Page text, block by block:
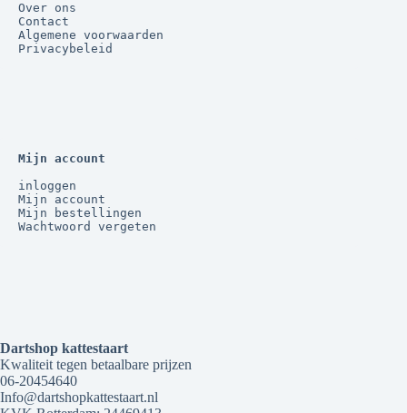
Over ons
Contact
Algemene voorwaarden
Privacybeleid
Mijn account
inloggen
Mijn account
Mijn bestellingen
Wachtwoord vergeten
Dartshop kattestaart
Kwaliteit tegen betaalbare prijzen
06-20454640
Info@dartshopkattestaart.nl